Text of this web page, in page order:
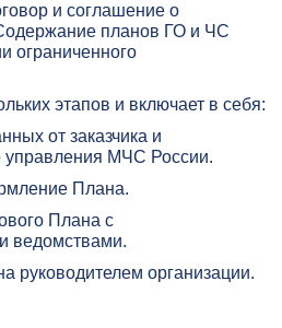
и соглашение о
планов ГО и ЧС
ограниченного
этапов и включает в себя:
от заказчика и
управления МЧС России.
Плана.
Плана с
ведомствами.
руководителем организации.